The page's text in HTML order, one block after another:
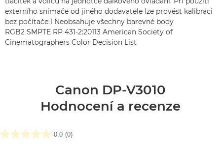
externího snímače od jiného dodavatele lze provést kalibraci
bez počítače.1 Neobsahuje všechny barevné body
RGB2 SMPTE RP 431-2:20113 American Society of
Cinematographers Color Decision List
Canon DP-V3010
Hodnocení a recenze
0.0 (0)
0.0